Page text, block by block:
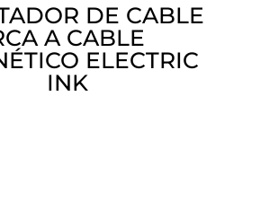
DE CABLE
A CABLE
ELECTRIC
INK